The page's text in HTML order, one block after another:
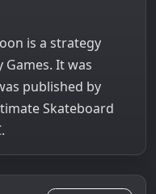
is a strategy
Games. It was
published by
Skateboard